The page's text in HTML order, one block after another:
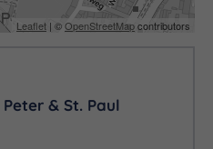
Leaflet | ©OpenStreetMapcontributors
& St. Paul